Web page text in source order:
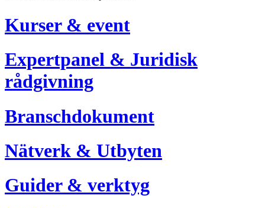
Kurser & event
Expertpanel & Juridisk
rådgivning
Branschdokument
Nätverk & Utbyten
Guider & verktyg